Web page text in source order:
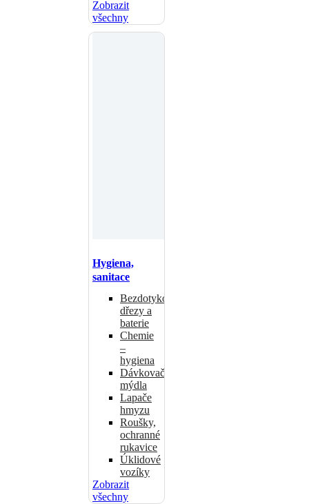
Zobrazit
všechny
Hygiena,
sanitace
Bezdotykové
dřezy a
baterie
Chemie
–
hygiena
Dávkovače
mýdla
Lapače
hmyzu
Roušky,
ochranné
rukavice
Úklidové
vozíky
Zobrazit
všechny